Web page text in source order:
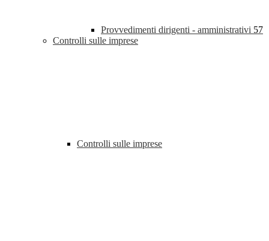
Provvedimenti dirigenti - amministrativi 57
Controlli sulle imprese
Controlli sulle imprese